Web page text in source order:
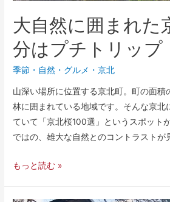
大自然に囲まれた
分はプチトリップ
季節 ・ 自然 ・ グルメ ・京北
山深い場所に位置する京北町。町の面積
林に囲まれている地域です。そんな京北
ていて「京北桜100選」というスポット
ではの、雄大な自然とのコントラストが
もっと読む »